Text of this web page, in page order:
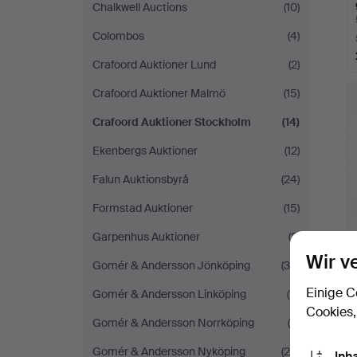
Chalkwell Auctions
(10)
Colombos
(4)
Crafoord Auktioner Lund
(2)
Crafoord Auktioner Malmö
(15)
Crafoord Auktioner Stockholm
(14)
Ekenbergs Auktioner
(12)
Falun Auktionsbyrå
(24)
Formstad Auktioner
(15)
Garpenhus Auktioner
(2)
Gomér & Andersson Jönköping
(36)
Gomér & Andersson Linköping
(11)
Gomér & Andersson Norrköping
(9)
Gomér & Andersson Nyköping
(20)
Wir
Einige